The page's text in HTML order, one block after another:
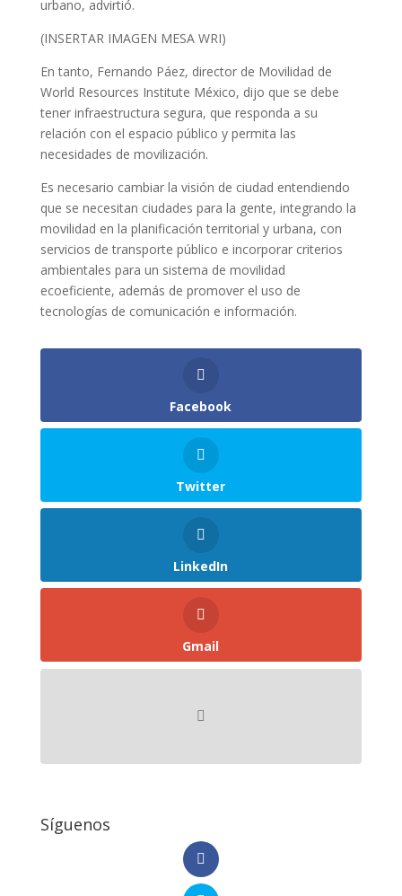
urbano, advirtió.
(INSERTAR IMAGEN MESA WRI)
En tanto, Fernando Páez, director de Movilidad de
World Resources Institute México, dijo que se debe
tener infraestructura segura, que responda a su
relación con el espacio público y permita las
necesidades de movilización.
Es necesario cambiar la visión de ciudad entendiendo
que se necesitan ciudades para la gente, integrando la
movilidad en la planificación territorial y urbana, con
servicios de transporte público e incorporar criterios
ambientales para un sistema de movilidad
ecoeficiente, además de promover el uso de
tecnologías de comunicación e información.
Facebook
Twitter
LinkedIn
Gmail
Síguenos